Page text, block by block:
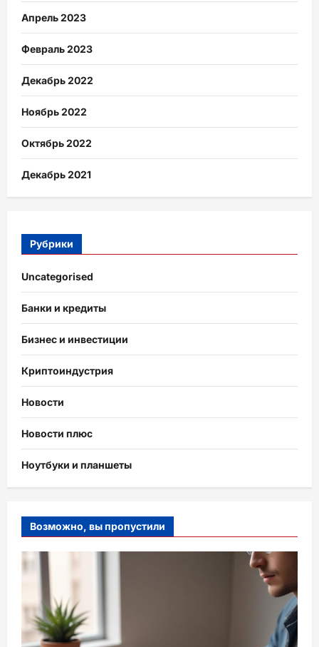
Апрель 2023
Февраль 2023
Декабрь 2022
Ноябрь 2022
Октябрь 2022
Декабрь 2021
Рубрики
Uncategorised
Банки и кредиты
Бизнес и инвестиции
Криптоиндустрия
Новости
Новости плюс
Ноутбуки и планшеты
Возможно, вы пропустили